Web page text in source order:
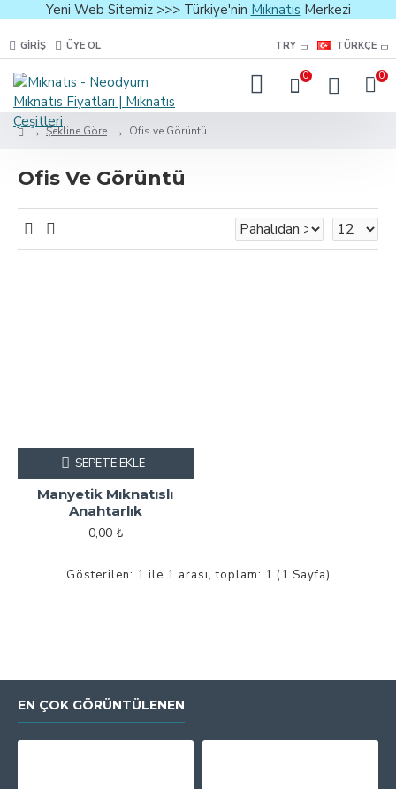
Yeni Web Sitemiz >>> Türkiye'nin Mıknatıs Merkezi
GIRIŞ ÜYE OL TRY TÜRKÇE
0 0
Şekline Göre Ofis ve Görüntü
Ofis Ve Görüntü
Manyetik Mıknatıslı
Anahtarlık
0,00 ₺
SEPETE EKLE
Gösterilen: 1 ile 1 arası, toplam: 1 (1 Sayfa)
EN ÇOK GÖRÜNTÜLENEN